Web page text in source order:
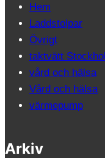
Hem
Laddstolpar
Övrigt
taktvätt
vård och hälsa
Vård och hälsa
värmepump
Arkiv